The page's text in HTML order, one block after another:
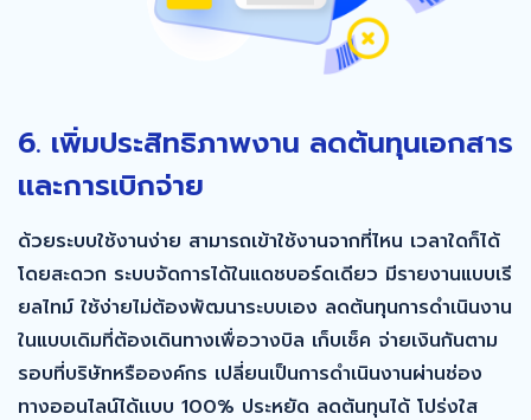
6. เพิ่มประสิทธิภาพงาน ลดต้นทุนเอกสาร
และการเบิกจ่าย
ด้วยระบบใช้งานง่าย สามารถเข้าใช้งานจากที่ไหน เวลาใดก็ได้
โดยสะดวก ระบบจัดการได้ในแดชบอร์ดเดียว มีรายงานแบบเรี
ยลไทม์ ใช้ง่ายไม่ต้องพัฒนาระบบเอง ลดต้นทุนการดำเนินงาน
ในแบบเดิมที่ต้องเดินทางเพื่อวางบิล เก็บเช็ค จ่ายเงินกันตาม
รอบที่บริษัทหรือองค์กร เปลี่ยนเป็นการดำเนินงานผ่านช่อง
ทางออนไลน์ได้เเบบ 100% ประหยัด ลดต้นทุนได้ โปร่งใส